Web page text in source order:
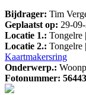
Bijdrager: Tim
Geplaatst op: 29-
Locatie 1.: Tongelre |
Locatie 2.: Tongelre |
Kaartmakersring
Onderwerp.:
Fotonummer: 56443